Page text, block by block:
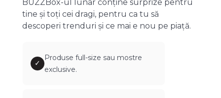
BUZZBox-ul lunar conține surprize pentru
tine și toți cei dragi, pentru ca tu să
descoperi trenduri și ce mai e nou pe piață.
✓
Produse full-size sau mostre
exclusive.